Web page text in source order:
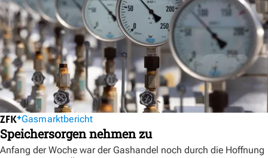
Gasmarktbericht
Speichersorgen nehmen zu
Anfang der Woche war der Gashandel noch durch die Hoffnung